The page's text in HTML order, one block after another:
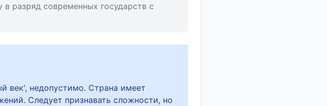
разряд современных государств с
век', недопустимо. Страна имеет
Следует признавать сложности, но